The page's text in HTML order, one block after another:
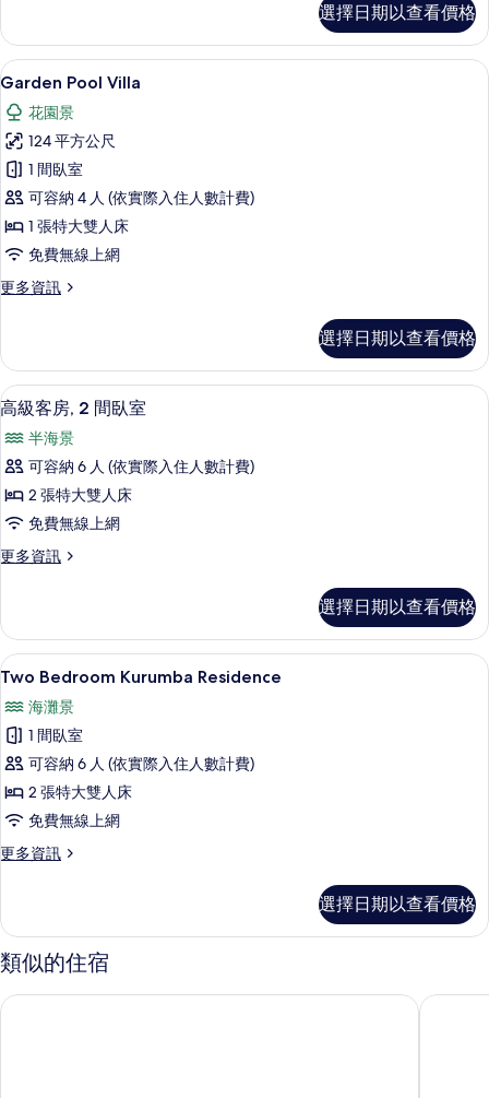
相
片
別
墅
的
情
選擇日期以查看價格
顯
示
Garden
Pool
Villa
的
所
有
相
10
Garden Pool Villa
花園景
124 平方公尺
1 間臥室
可容納 4 人 (依實際入住人數計費)
1 張特大雙人床
免費無線上網
更多資訊
更
Villa
的
詳
選擇日期以查看價格
顯
示
高
級
客
房,
2
臥
室
的
所
有
相
片
低過敏寢具、羽絨被、迷你吧、客房
7
高級客房, 2 間臥室
半海景
可容納 6 人 (依實際入住人數計費)
2 張特大雙人床
免費無線上網
更多資訊
更
客
房,
2
臥
室
詳
情
選擇日期以查看價格
顯
Two
Bedroom
Kurumba
Residence
的
所
片
Two Bedroom Kurumba Residence |
10
Two Bedroom Kurumba Residence
海灘景
1 間臥室
可容納 6 人 (依實際入住人數計費)
2 張特大雙人床
免費無線上網
更多資訊
更
Kurumba
Residence
的
情
選擇日期以查看價格
類似的住宿
喜來登馬爾地夫滿月島度假村及芳療中心 Ailafushi